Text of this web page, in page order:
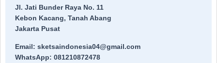
Jl. Jati Bunder Raya No. 11
Kebon Kacang, Tanah Abang
Jakarta Pusat
Email: sketsaindonesia04@gmail.com
WhatsApp: 081210872478